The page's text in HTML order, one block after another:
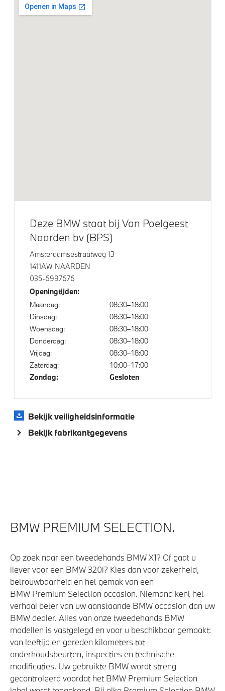
Automatische 3-zone Airconditioning
Parkeer assistent
Servotronic
Aandrijving en onderstel
Variable Sport Steering
Steptronic sport transmissie
Anti blokkeer systeem
Veiligheid
Elektronisch Stabiliteits Programma
Deze BMW staat bij Van Poelgeest
Naarden bv (BPS)
Amsterdamsestraatweg 13
1411AW NAARDEN
035-6997676
Openingtijden:
Maandag:
08:30–18:00
Dinsdag:
08:30–18:00
Woensdag:
08:30–18:00
Donderdag:
08:30–18:00
Vrijdag:
08:30–18:00
Zaterdag:
10:00–17:00
Zondag: Gesloten
Bekijk veiligheidsinformatie
Bekijk fabrikantgegevens
BMW PREMIUM SELECTION.
Op zoek naar een tweedehands BMW X1? Of gaat u
liever voor een BMW 320i? Kies dan voor zekerheid,
betrouwbaarheid en het gemak van een
BMW Premium Selection occasion. Niemand kent het
verhaal beter van uw aanstaande BMW occasion dan uw
BMW dealer. Alles van onze tweedehands BMW
modellen is vastgelegd en voor u beschikbaar gemaakt:
van leeftijd en gereden kilometers tot
onderhoudsbeurten, inspecties en technische
modificaties. Uw gebruikte BMW wordt streng
gecontroleerd voordat het BMW Premium Selection